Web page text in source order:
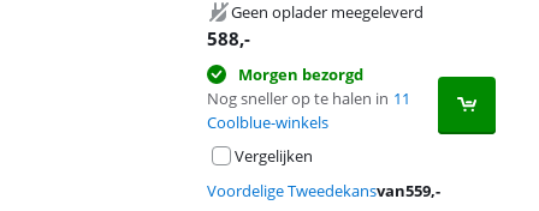
Geen oplader meegeleverd
588,-
Morgen bezorgd
Nog sneller op te halen in 11
Coolblue-winkels
Vergelijken
Voordelige Tweedekansvan559,-